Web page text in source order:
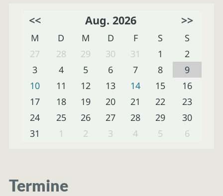
<< Aug. 2026 >>
M D M D F S
S
27
28 29 30 31 1
2
3
4 5 6 7 8
9
10
11 12 13 14 15
16
17
18 19 20 21 22
23
24
25 26 27 28 29
30
31
1 2 3 4 5 6
Termine